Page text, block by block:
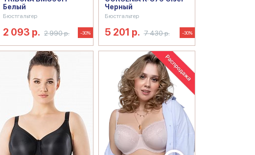
Белый
Бюстгальтер
2 093 р. 2 990 р. -30%
Черный
Бюстгальтер
5 201 р. 7 430 р. -30%